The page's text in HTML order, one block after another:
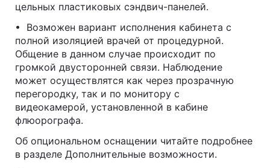
цельных пластиковых сэндвич-панелей.
• Возможен вариант исполнения кабинета с
полной изоляцией врачей от процедурной.
Общение в данном случае происходит по
громкой двусторонней связи. Наблюдение
может осуществлятся как через прозрачную
перегородку, так и по монитору с
видеокамерой, установленной в кабине
флюорографа.
Об опциональном оснащении читайте подробнее
в разделе Дополнительные возможности.